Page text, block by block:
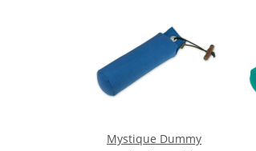
Mystique Dummy